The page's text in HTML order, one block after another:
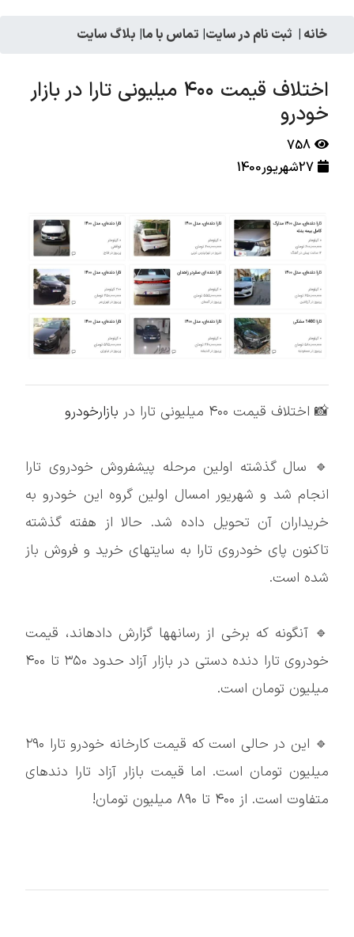
خانه | ثبت نام در سایت| تماس با ما| بلاگ سایت
اختلاف قیمت ۴۰۰ میلیونی تارا در بازار
خودرو
758
27شهریور1400
📸 اختلاف قیمت ۴۰۰ میلیونی تارا در بازارخودرو
🔹 سال گذشته اولین مرحله پیشفروش خودروی تارا
انجام شد و شهریور امسال اولین گروه این خودرو به
خریداران آن تحویل داده شد. حالا از هفته گذشته
تاکنون پای خودروی تارا به سایتهای خرید و فروش باز
شده است.
🔹 آنگونه که برخی از رسانهها گزارش دادهاند، قیمت
خودروی تارا دنده دستی در بازار آزاد حدود ۳۵۰ تا ۴۰۰
میلیون تومان است.
🔹 این در حالی است که قیمت کارخانه خودرو تارا ۲۹۰
میلیون تومان است. اما قیمت بازار آزاد تارا دندهای
متفاوت است. از ۴۰۰ تا ۸۹۰ میلیون تومان!